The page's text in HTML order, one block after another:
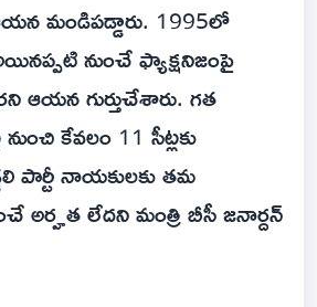
మండిపడ్డారు. 1995లో
నుంచే ఫ్యాక్షనిజంపై
ఆయన గుర్తుచేశారు. గత
కేవలం 11 సీట్లకు
పార్టీ నాయకులకు తమ
అర్హత లేదని మంత్రి బీసీ జనార్దన్